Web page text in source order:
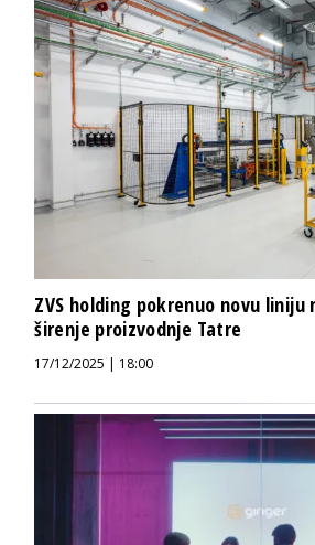
ZVS holding pokrenuo novu liniju
širenje proizvodnje Tatre
17/12/2025 | 18:00